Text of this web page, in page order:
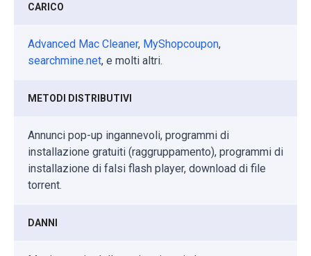
CARICO
Advanced Mac Cleaner, MyShopcoupon,
searchmine.net, e molti altri.
METODI DISTRIBUTIVI
Annunci pop-up ingannevoli, programmi di
installazione gratuiti (raggruppamento), programmi di
installazione di falsi flash player, download di file
torrent.
DANNI